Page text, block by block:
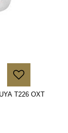
T226 OXT